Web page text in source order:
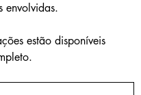
envolvidas.
estão disponíveis